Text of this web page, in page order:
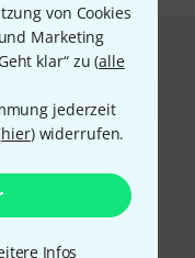
von Cookies
Marketing
klar“ zu (alle
jederzeit
hier) widerrufen.
Infos
Nachnahme,
Sofort bezahlen